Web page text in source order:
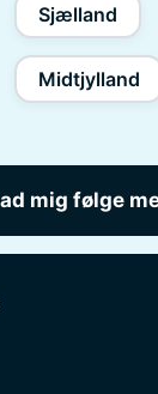
Sjælland
Midtjylland